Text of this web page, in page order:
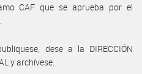
CAF que se aprueba por el
dese a la DIRECCIÓN
y archívese.